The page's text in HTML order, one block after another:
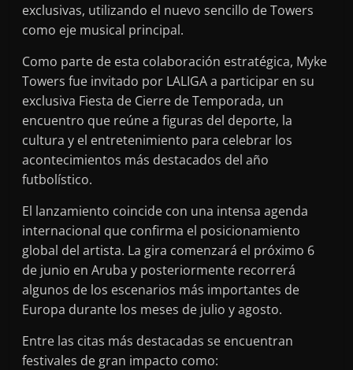
exclusivas, utilizando el nuevo sencillo de Towers
como eje musical principal.
Como parte de esta colaboración estratégica, Myke
Towers fue invitado por LALIGA a participar en su
exclusiva Fiesta de Cierre de Temporada, un
encuentro que reúne a figuras del deporte, la
cultura y el entretenimiento para celebrar los
acontecimientos más destacados del año
futbolístico.
El lanzamiento coincide con una intensa agenda
internacional que confirma el posicionamiento
global del artista. La gira comenzará el próximo 6
de junio en Aruba y posteriormente recorrerá
algunos de los escenarios más importantes de
Europa durante los meses de julio y agosto.
Entre las citas más destacadas se encuentran
festivales de gran impacto como: